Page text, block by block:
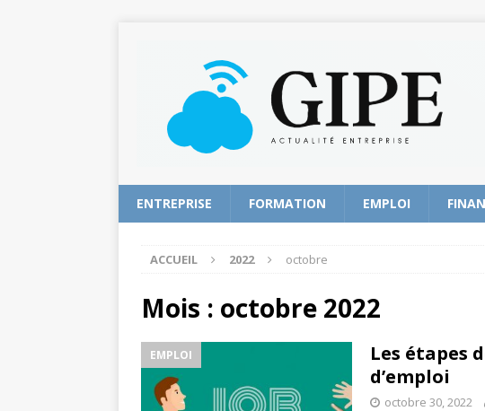
ENTREPRISE FORMATION EMPLOI
ACCUEIL 2022 octobre
Mois : octobre 2022
EMPLOI
Les étapes
d’emploi
octobre 30, 2022